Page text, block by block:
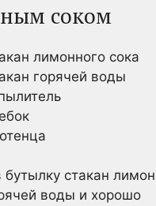
соком
лимонного сока
горячей воды
бутылку стакан
воды и хорошо